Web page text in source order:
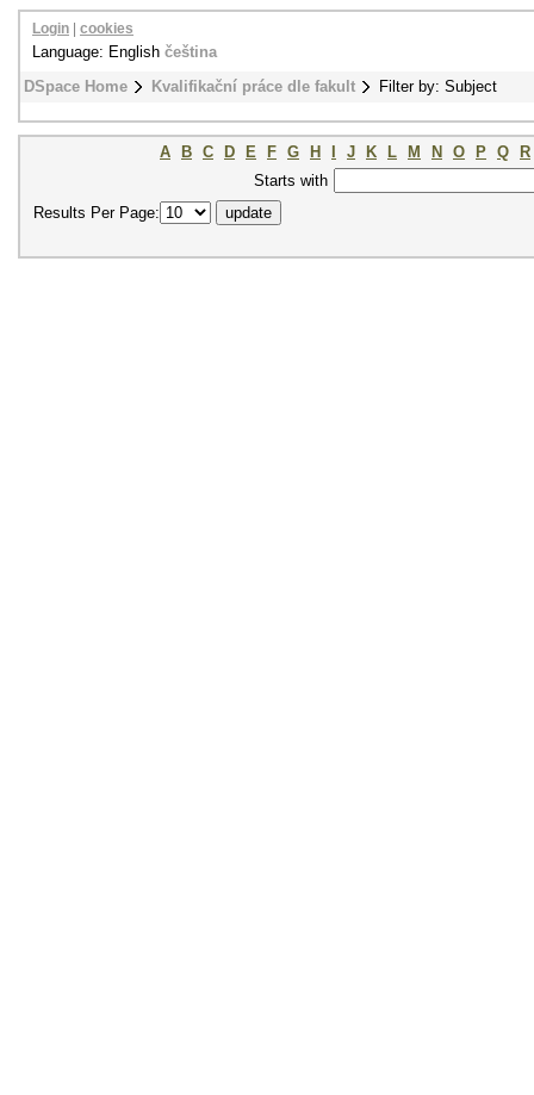
DSpace Home Kvalifikační práce dle fakult Filter by: Subject
Login cookies
Language: English čeština
A B C D E F G H J K L M N O P Q
R
Starts with
Results Per Page: